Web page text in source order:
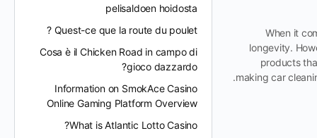
When it
longevity.
products
making car
pelisaldoen hoidosta
Quest-ce que la route du poulet ?
Cosa è il Chicken Road in campo di
gioco dazzardo?
Information on SmokAce Casino
Online Gaming Platform Overview
What is Atlantic Lotto Casino?